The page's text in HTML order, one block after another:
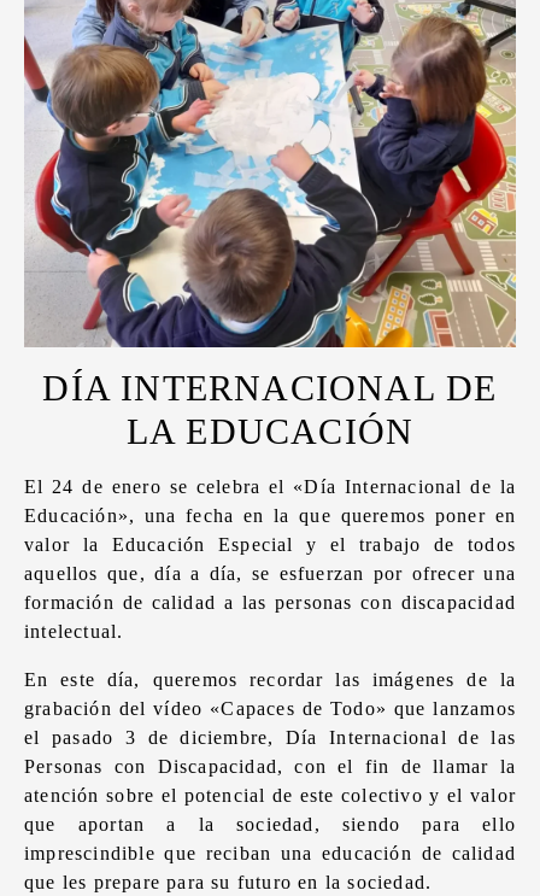
DÍA INTERNACIONAL DE
LA EDUCACIÓN
El 24 de enero se celebra el «Día Internacional de la
Educación», una fecha en la que queremos poner en
valor la Educación Especial y el trabajo de todos
aquellos que, día a día, se esfuerzan por ofrecer una
formación de calidad a las personas con discapacidad
intelectual.
En este día, queremos recordar las imágenes de la
grabación del vídeo «Capaces de Todo» que lanzamos
el pasado 3 de diciembre, Día Internacional de las
Personas con Discapacidad, con el fin de llamar la
atención sobre el potencial de este colectivo y el valor
que aportan a la sociedad, siendo para ello
imprescindible que reciban una educación de calidad
que les prepare para su futuro en la sociedad.